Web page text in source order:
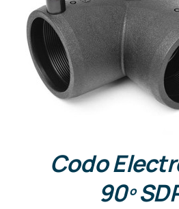
DETALLES
Codo
90º